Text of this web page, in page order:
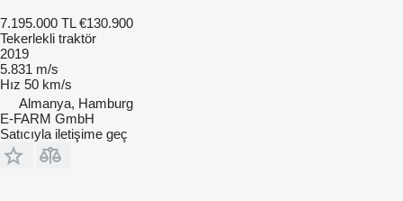
7.195.000 TL €130.900
Tekerlekli traktör
2019
5.831 m/s
Hız 50 km/s
Almanya, Hamburg
E-FARM GmbH
Satıcıyla iletişime geç